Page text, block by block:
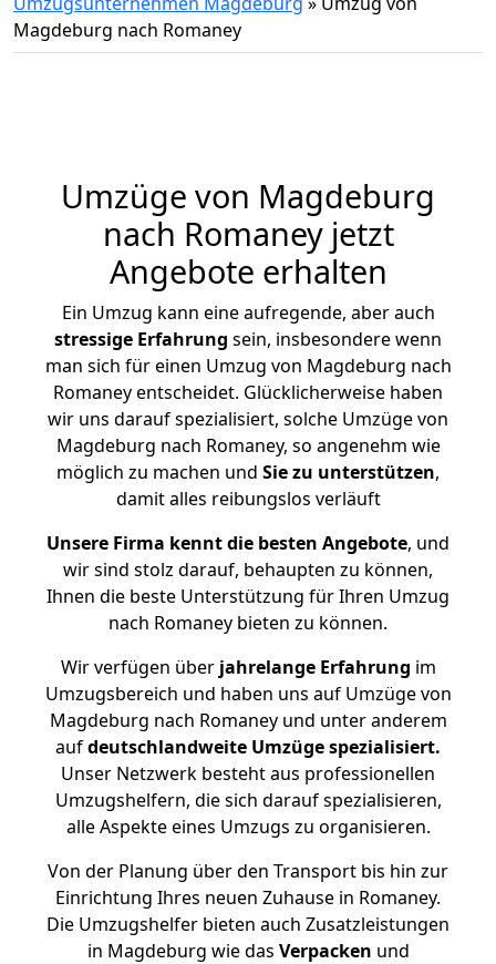
Magdeburg nach Romaney
Umzüge von Magdeburg
nach Romaney jetzt
Angebote erhalten
Ein Umzug kann eine aufregende, aber auch
stressige Erfahrung sein, insbesondere wenn
man sich für einen Umzug von Magdeburg nach
Romaney entscheidet. Glücklicherweise haben
wir uns darauf spezialisiert, solche Umzüge von
Magdeburg nach Romaney, so angenehm wie
möglich zu machen und Sie zu unterstützen,
damit alles reibungslos verläuft
Unsere Firma kennt die besten Angebote, und
wir sind stolz darauf, behaupten zu können,
Ihnen die beste Unterstützung für Ihren Umzug
nach Romaney bieten zu können.
Wir verfügen überjahrelange Erfahrung im
Umzugsbereich und haben uns auf Umzüge von
Magdeburg nach Romaney und unter anderem
aufdeutschlandweite Umzüge spezialisiert.
Unser Netzwerk besteht aus professionellen
Umzugshelfern, die sich darauf spezialisieren,
alle Aspekte eines Umzugs zu organisieren.
Von der Planung über den Transport bis hin zur
Einrichtung Ihres neuen Zuhause in Romaney.
Die Umzugshelfer bieten auch Zusatzleistungen
in Magdeburg wie das Verpacken und